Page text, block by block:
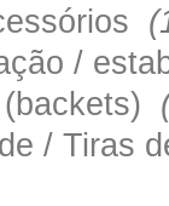
/
/ Tiras